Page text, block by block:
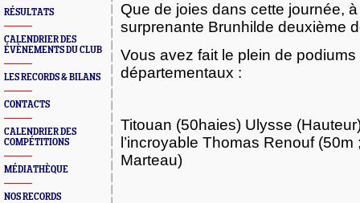
RÉSULTATS
CALENDRIER DES
ÉVÈNEMENTS DU CLUB
LES RECORDS & BILANS
CONTACTS
CALENDRIER DES
COMPÉTITIONS
MÉDIATHÈQUE
NOS RECORDS
Que de joies dans cette journée,
surprenante Brunhilde deuxième
Vous avez fait le plein de
départementaux :
Titouan (50haies) Ulysse
l’incroyable Thomas Renouf
Marteau)